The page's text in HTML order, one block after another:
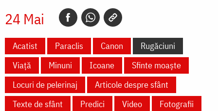
24 Mai
Acatist Paraclis Canon
Rugăciuni
Viață
Minuni Icoane
Sfinte moaște
Locuri de pelerinaj
Articole despre sfânt
Texte de sfânt
Predici Video
Fotografii